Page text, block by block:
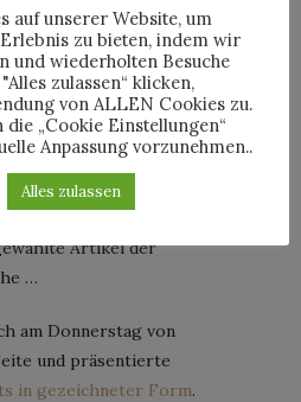
23. Oktober 2016
Nacht mit nur
eine gehörige Portion
auf’s Fahrrad
Artikel der
…
am Donnerstag von
und präsentierte
in gezeichneter Form.
auf unserer Website, um
zu bieten, indem wir
und wiederholten Besuche
zulassen“ klicken,
von ALLEN Cookies zu.
die „Cookie Einstellungen“
Anpassung vorzunehmen..
Alles zulassen